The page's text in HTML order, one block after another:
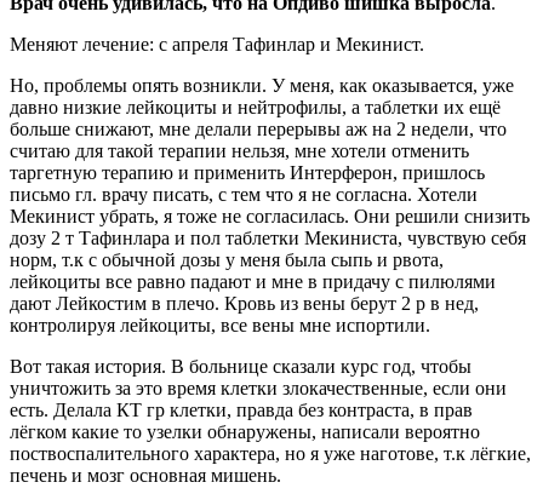
Меняют лечение: с апреля Тафинлар и Мекинист.
Но, проблемы опять возникли. У меня, как оказывается, уже
давно низкие лейкоциты и нейтрофилы, а таблетки их ещё
больше снижают, мне делали перерывы аж на 2 недели, что
считаю для такой терапии нельзя, мне хотели отменить
таргетную терапию и применить Интерферон, пришлось
письмо гл. врачу писать, с тем что я не согласна. Хотели
Мекинист убрать, я тоже не согласилась. Они решили снизить
дозу 2 т Тафинлара и пол таблетки Мекиниста, чувствую себя
норм, т.к с обычной дозы у меня была сыпь и рвота,
лейкоциты все равно падают и мне в придачу с пилюлями
дают Лейкостим в плечо. Кровь из вены берут 2 р в нед,
контролируя лейкоциты, все вены мне испортили.
Вот такая история. В больнице сказали курс год, чтобы
уничтожить за это время клетки злокачественные, если они
есть. Делала КТ гр клетки, правда без контраста, в прав
лёгком какие то узелки обнаружены, написали вероятно
поствоспалительного характера, но я уже наготове, т.к лёгкие,
печень и мозг основная мишень.